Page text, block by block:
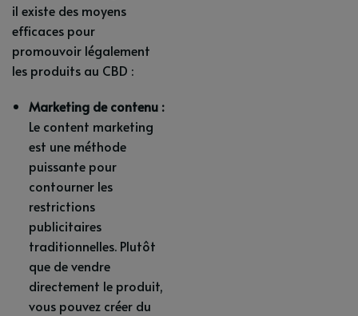
il existe des moyens
efficaces pour
promouvoir légalement
les produits au CBD :
Marketing de contenu :
Le content marketing
est une méthode
puissante pour
contourner les
restrictions
publicitaires
traditionnelles. Plutôt
que de vendre
directement le produit,
vous pouvez créer du